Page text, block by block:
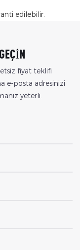
edilebilir.
fiyat teklifi
e-posta adresinizi
yeterli.